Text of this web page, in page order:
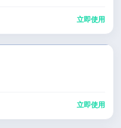
立即使用
立即使用